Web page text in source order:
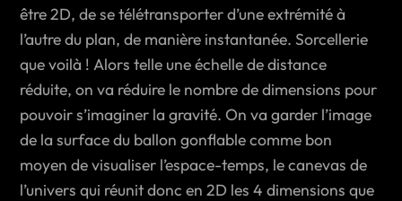
être 2D, de se télétransporter d’une extrémité à
l’autre du plan, de manière instantanée. Sorcellerie
que voilà ! Alors telle une échelle de distance
réduite, on va réduire le nombre de dimensions pour
pouvoir s’imaginer la gravité. On va garder l’image
de la surface du ballon gonflable comme bon
moyen de visualiser l’espace-temps, le canevas de
l’univers qui réunit donc en 2D les 4 dimensions que